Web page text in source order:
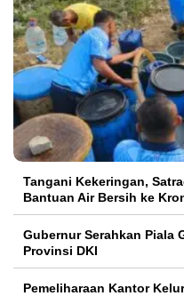
Tangani Kekeringan,
Bantuan Air Bersih ke
Gubernur Serahkan Piala
Provinsi DKI
Pemeliharaan Kantor